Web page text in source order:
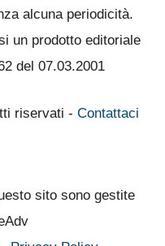
alcuna periodicità.
un prodotto editoriale
del 07.03.2001
riservati - Contattaci
sito sono gestite